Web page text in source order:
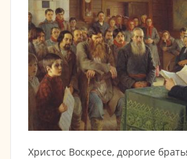
Христос Воскресе, дорогие